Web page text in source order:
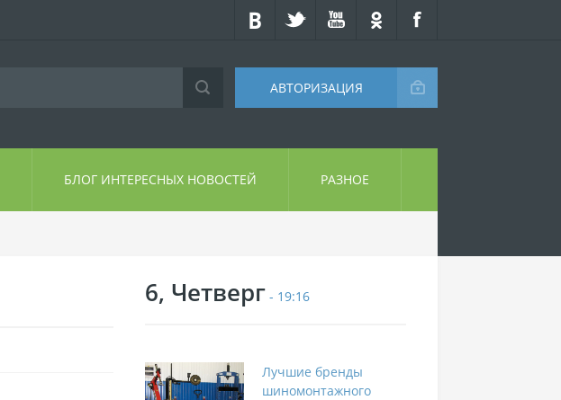
АВТОРИЗАЦИЯ
БЛОГ ИНТЕРЕСНЫХ НОВОСТЕЙ РАЗНОЕ
6, Четверг - 19:16
Лучшие бренды
шиномонтажного